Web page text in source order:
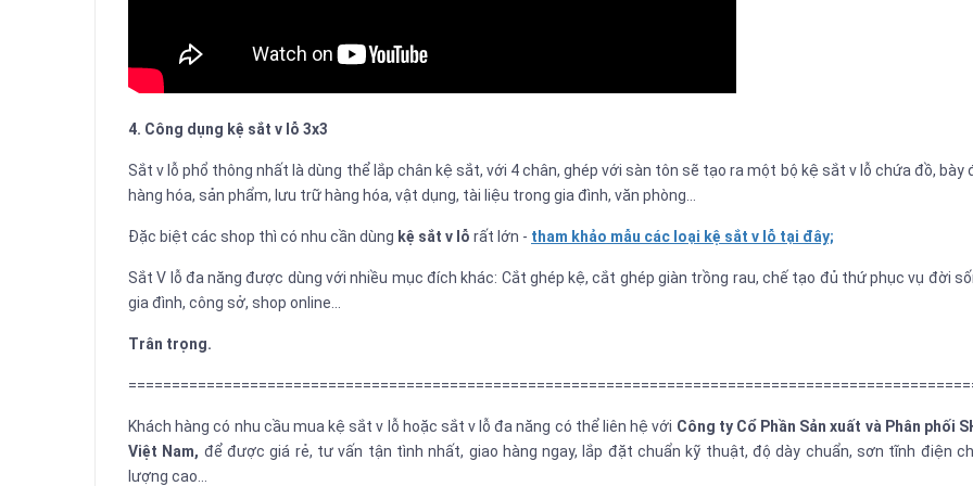
4. Công dụng kệ sắt v lỗ 3x3
Sắt v lỗ phổ thông nhất là dùng thể lắp chân kệ sắt, với 4 chân, ghép với sàn tôn sẽ tạo ra một bộ kệ sắt v lỗ chứa đồ, bày
hàng hóa, sản phẩm, lưu trữ hàng hóa, vật dụng, tài liệu trong gia đình, văn phòng...
Đặc biệt các shop thì có nhu cần dùng kệ sắt v lỗ rất lớn - tham khảo mẫu các loại kệ sắt v lỗ tại đây;
Sắt V lỗ đa năng được dùng với nhiều mục đích khác: Cắt ghép kệ, cắt ghép giàn trồng rau, chế tạo đủ thứ phục vụ đời
gia đình, công sở, shop online...
Trân trọng.
Khách hàng có nhu cầu mua kệ sắt v lỗ hoặc sắt v lỗ đa năng có thể liên hệ với Công ty Cổ Phần Sản xuất và Phân phối
Việt Nam, để được giá rẻ, tư vấn tận tình nhất, giao hàng ngay, lắp đặt chuẩn kỹ thuật, độ dày chuẩn, sơn tĩnh điện
lượng cao...